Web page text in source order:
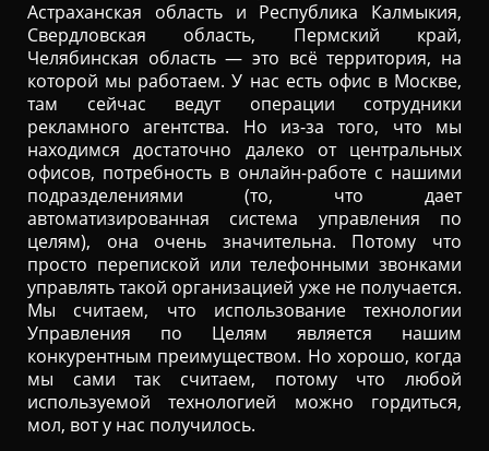
Астраханская область и Республика Калмыкия,
Свердловская область, Пермский край,
Челябинская область — это всё территория, на
которой мы работаем. У нас есть офис в Москве,
там сейчас ведут операции сотрудники
рекламного агентства. Но из-за того, что мы
находимся достаточно далеко от центральных
офисов, потребность в онлайн-работе с нашими
подразделениями (то, что дает
автоматизированная система управления по
целям), она очень значительна. Потому что
просто перепиской или телефонными звонками
управлять такой организацией уже не получается.
Мы считаем, что использование технологии
Управления по Целям является нашим
конкурентным преимуществом. Но хорошо, когда
мы сами так считаем, потому что любой
используемой технологией можно гордиться,
мол, вот у нас получилось.